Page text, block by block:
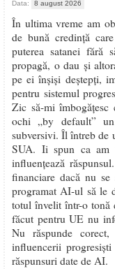
Data: 8 august 2026
În ultima vreme am
de bună credință
puterea satanei fără
propagă, o dau și
pe ei înșiși deștepți,
pentru sistemul
Zic să-mi
ochi „by default”
subversivi. Îl întreb de
SUA. Ii spun ca am
influențează
financiare dacă nu
programat AI-ul să le
totul învelit într-o tonă
făcut pentru UE nu
Nu răspunde
influencerii
răspunsuri date de AI.